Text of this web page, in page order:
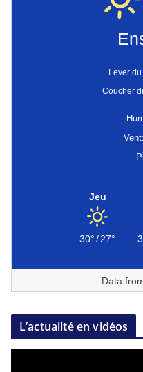
Lever
Coucher
Jeu
30°/27°
Data
L’actualité en vidéos